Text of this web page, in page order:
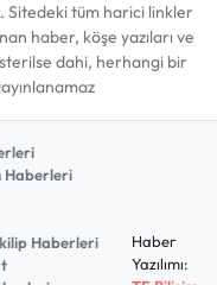
Sitedeki tüm harici linkler
haber, köşe yazıları ve
dahi, herhangi bir
Haberleri
Haberleri
Haber
Yazılımı: